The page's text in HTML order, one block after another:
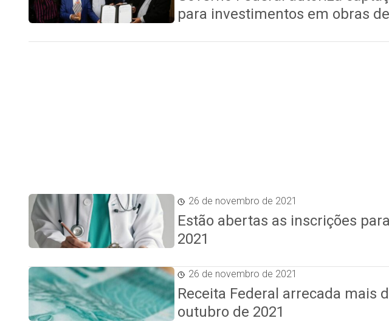
para investimentos em obras
26 de novembro de 2021
Estão abertas as inscrições
2021
26 de novembro de 2021
Receita Federal arrecada mais
outubro de 2021